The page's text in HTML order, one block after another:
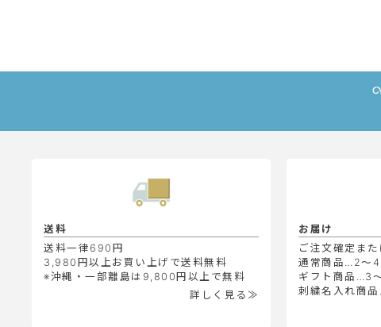
送料
送料一律690円
3,980円以上お買い上げで送料無料
※沖縄・一部離島は9,800円以上で無料
詳しく見る≫
お届け
ご注文確定ま
通常商品…2～4
ギフト商品…3
刺繍名入れ商